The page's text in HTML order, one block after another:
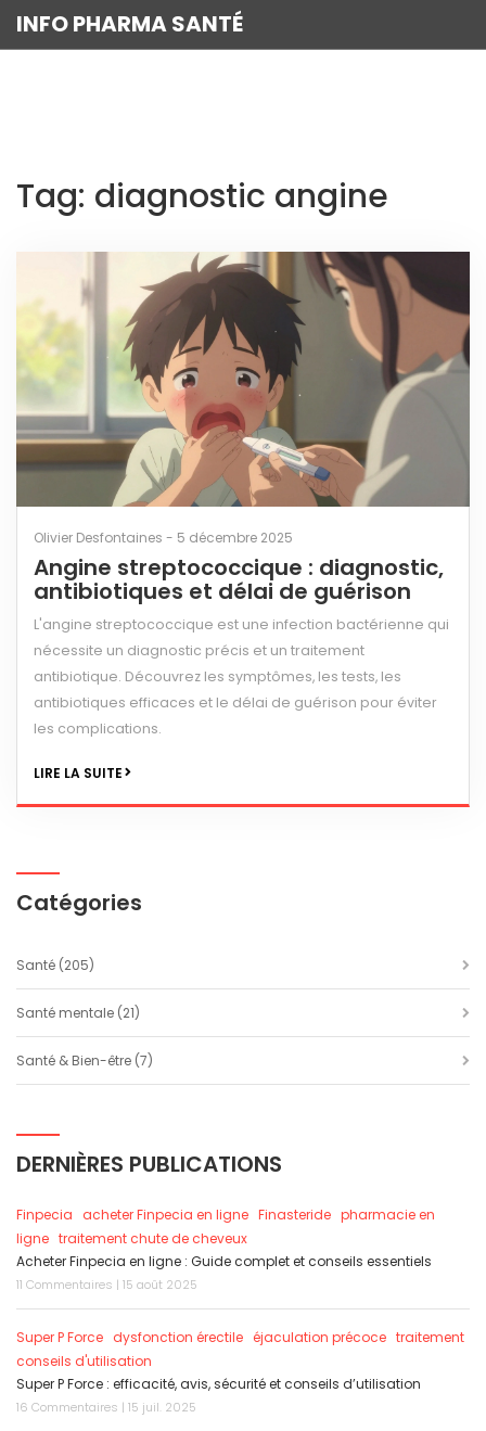
INFO PHARMA SANTÉ
Tag: diagnostic angine
Olivier Desfontaines - 5 décembre 2025
Angine streptococcique : diagnostic,
antibiotiques et délai de guérison
L'angine streptococcique est une infection bactérienne qui
nécessite un diagnostic précis et un traitement
antibiotique. Découvrez les symptômes, les tests, les
antibiotiques efficaces et le délai de guérison pour éviter
les complications.
LIRE LA SUITE
Catégories
Santé (205)
Santé mentale (21)
Santé & Bien-être (7)
DERNIÈRES PUBLICATIONS
Finpecia acheter Finpecia en ligne Finasteride pharmacie en
ligne traitement chute de cheveux
Acheter Finpecia en ligne : Guide complet et conseils essentiels
11 Commentaires | 15 août 2025
Super P Force dysfonction érectile éjaculation précoce traitement
conseils d'utilisation
Super P Force : efficacité, avis, sécurité et conseils d’utilisation
16 Commentaires | 15 juil. 2025